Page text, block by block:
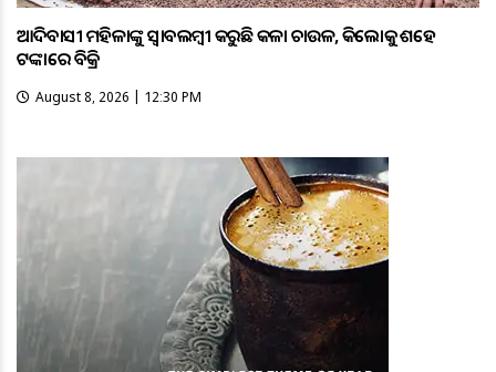
ଆଦିବାସୀ ମହିଳାଙ୍କୁ ସ୍ଵାବଲମ୍ଵୀ କରୁଛି କଳା ଚାଉଳ, କିଲୋକୁ ଶହେ
ଟଙ୍କାରେ ବିକ୍ରି
August 8, 2026 | 12:30 PM